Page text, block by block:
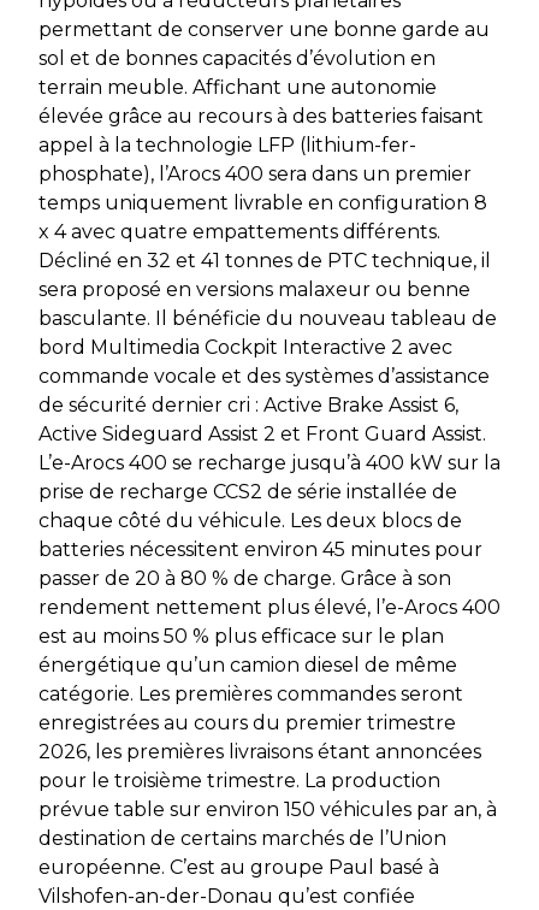
permettant de conserver une bonne garde au
sol et de bonnes capacités d’évolution en
terrain meuble. Affichant une autonomie
élevée grâce au recours à des batteries faisant
appel à la technologie LFP (lithium-fer-
phosphate), l’Arocs 400 sera dans un premier
temps uniquement livrable en configuration 8
x 4 avec quatre empattements différents.
Décliné en 32 et 41 tonnes de PTC technique, il
sera proposé en versions malaxeur ou benne
basculante. Il bénéficie du nouveau tableau de
bord Multimedia Cockpit Interactive 2 avec
commande vocale et des systèmes d’assistance
de sécurité dernier cri : Active Brake Assist 6,
Active Sideguard Assist 2 et Front Guard Assist.
L’e-Arocs 400 se recharge jusqu’à 400 kW sur la
prise de recharge CCS2 de série installée de
chaque côté du véhicule. Les deux blocs de
batteries nécessitent environ 45 minutes pour
passer de 20 à 80 % de charge. Grâce à son
rendement nettement plus élevé, l’e-Arocs 400
est au moins 50 % plus efficace sur le plan
énergétique qu’un camion diesel de même
catégorie. Les premières commandes seront
enregistrées au cours du premier trimestre
2026, les premières livraisons étant annoncées
pour le troisième trimestre. La production
prévue table sur environ 150 véhicules par an, à
destination de certains marchés de l’Union
européenne. C’est au groupe Paul basé à
Vilshofen-an-der-Donau qu’est confiée